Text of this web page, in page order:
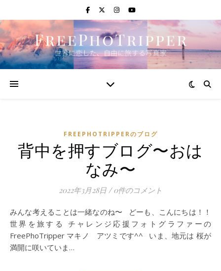
FREEPHOTRIPPERのブログ
背中を押すブログ〜おは
なみ〜
2022年3月28日 / 0件のコメント
みんな考えることは一緒なのね〜 どーも、こんにちは！！
世界を旅する チャレンジ応援フォトグラファーの
FreePhoTripper マキノ アツミです^^ いま、地元は 桜が
満開に咲いていま…